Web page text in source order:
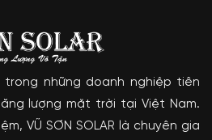
trong những doanh nghiệp tiên
lượng mặt trời tại Việt Nam.
VŨ SƠN SOLAR là chuyên gia